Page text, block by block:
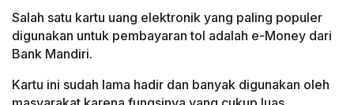
Salah satu kartu uang elektronik yang paling populer
digunakan untuk pembayaran tol adalah e-Money dari
Bank Mandiri.
Kartu ini sudah lama hadir dan banyak digunakan oleh